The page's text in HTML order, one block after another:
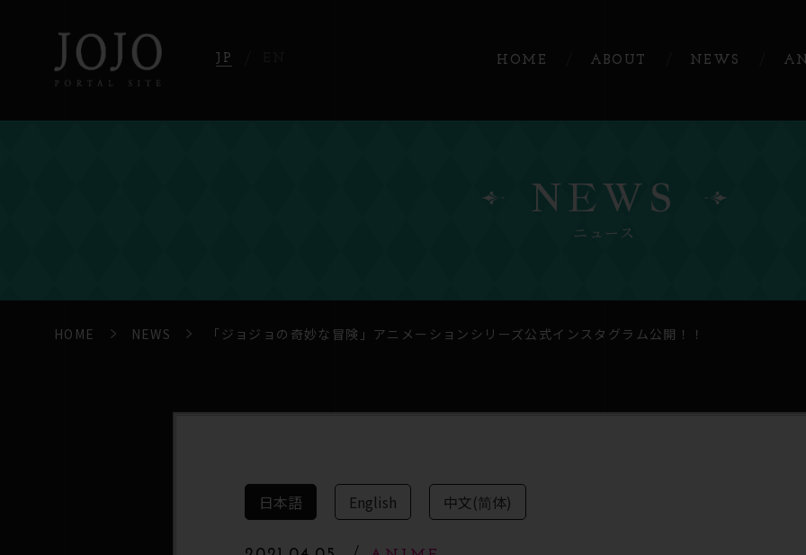
JP HOME ABOUT NEWS
NEWS
ニュース
HOME NEWS 「ジョジョの奇妙な冒険」アニメーションシリーズ公式インスタグラム公開！！
日本語 English 中文(简体)